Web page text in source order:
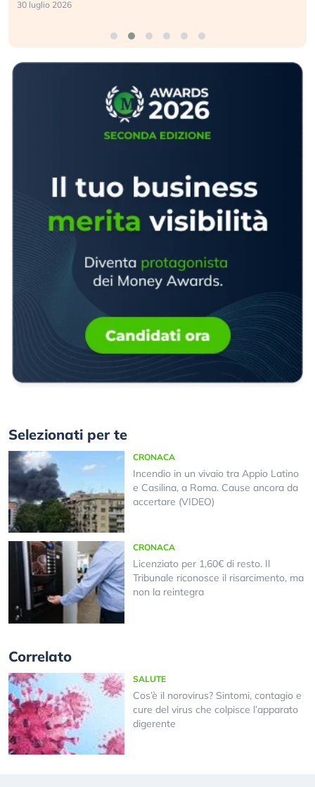
30 luglio 2026
Selezionati per te
CRONACA
Incendio in un vivaio tra Appio Latino
e Casilina, a Roma. Cause ancora da
accertare (VIDEO)
CRONACA
Licenziato per 1,60€ di resto. Il
Tribunale riconosce il risarcimento, ma
non la reintegra
Correlato
SALUTE
Cos’è il norovirus? Sintomi, contagio e
cure del virus che colpisce l’apparato
digerente